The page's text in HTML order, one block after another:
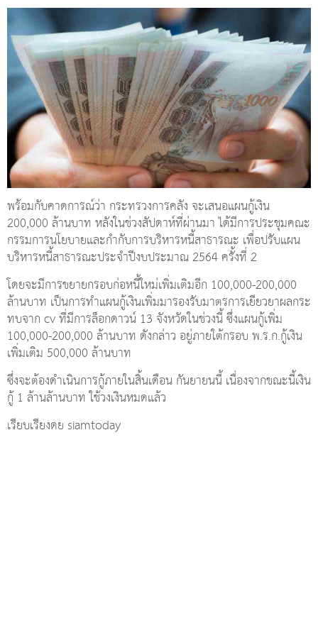
พร้อมกับคาดการณ์ว่า กระทรวงการคลัง จะเสนอแผนกู้เงิน
200,000 ล้านบาท หลังในช่วงสัปดาห์ที่ผ่านมา ได้มีการประชุมคณะ
กรรมการนโยบายและกำกับการบริหารหนี้สาธารณะ เพื่อปรับแผน
บริหารหนี้สาธารณะประจำปีงบประมาณ 2564 ครั้งที่ 2
โดยจะมีการขยายกรอบก่อหนี้ใหม่เพิ่มเติมอีก 100,000-200,000
ล้านบาท เป็นการทำแผนกู้เงินเพิ่มมารองรับมาตรการเยียวยาผลกระ
ทบจาก cv ที่มีการล็อกดาวน์ 13 จังหวัดในช่วงนี้ ซึ่งแผนกู้เพิ่ม
100,000-200,000 ล้านบาท ดังกล่าว อยู่ภายใต้กรอบ พ.ร.ก.กู้เงิน
เพิ่มเติม 500,000 ล้านบาท
ซึ่งจะต้องดำเนินการกู้ภายในสิ้นเดือน กันยายนนี้ เนื่องจากขณะนี้เงิน
กู้ 1 ล้านล้านบาท ใช้วงเงินหมดแล้ว
เรียบเรียงดย siamtoday